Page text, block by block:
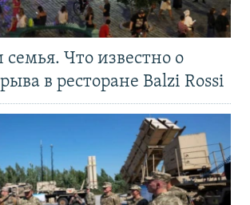
семья. Что известно о
в ресторане Balzi Rossi